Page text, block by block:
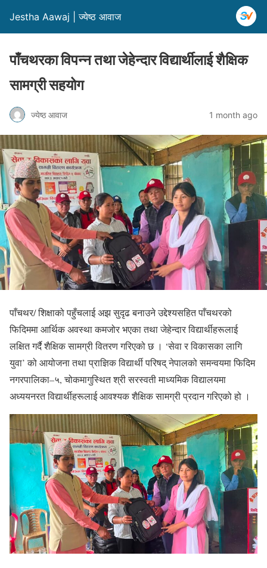
Jestha Aawaj | ज्येष्ठ आवाज
पाँचथरका विपन्न तथा जेहेन्दार विद्यार्थीलाई शैक्षिक
सामग्री सहयोग
ज्येष्ठ आवाज 1 month ago
पाँचथर/ शिक्षाको पहुँचलाई अझ सुदृढ बनाउने उद्देश्यसहित पाँचथरको
फिदिममा आर्थिक अवस्था कमजोर भएका तथा जेहेन्दार विद्यार्थीहरूलाई
लक्षित गर्दै शैक्षिक सामग्री वितरण गरिएको छ । ‘सेवा र विकासका लागि
युवा’ को आयोजना तथा प्राज्ञिक विद्यार्थी परिषद् नेपालको समन्वयमा फिदिम
नगरपालिका–५, चोकमागुस्थित श्री सरस्वती माध्यमिक विद्यालयमा
अध्ययनरत विद्यार्थीहरूलाई आवश्यक शैक्षिक सामग्री प्रदान गरिएको हो ।